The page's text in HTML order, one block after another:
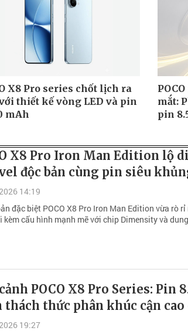
X8 Pro series chốt lịch ra
thiết kế vòng LED và pin
mAh
mắt:
pin
X8 Pro Iron Man Edition lộ
độc bản cùng pin siêu
14:19
đặc biệt POCO X8 Pro Iron Man Edition vừa rò
kèm cấu hình mạnh mẽ với chip Dimensity và
POCO X8 Pro Series: Pin
thức phân khúc cận cao
19:27